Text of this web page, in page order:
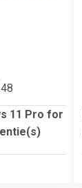
.48
11 Pro for